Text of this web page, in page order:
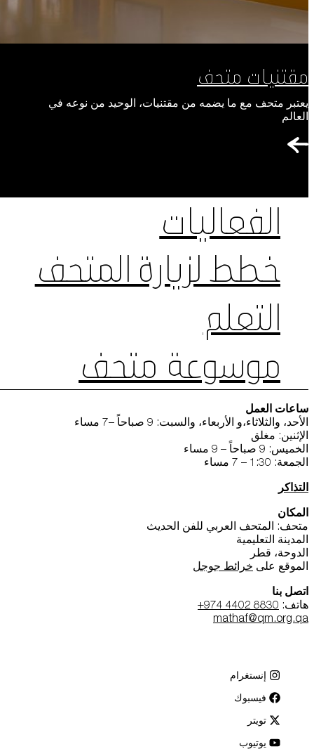
مقتنيات متحف
يعتبر متحف مع ما يضمه من مقتنيات، الوحيد من نوعه في
العالم
الفعاليات
خطط لزيارة المتحف
التعلم
موسوعة متحف
ساعات العمل
الأحد، والثلاثاء،و الأربعاء، والسبت: 9 صباحاً –7 مساء
الإثنين: مغلق
الخميس: 9 صباحاً – 9 مساء
الجمعة: 1:30 – 7 مساء
التذاكر
المكان
متحف: المتحف العربي للفن الحديث
المدينة التعليمية
الدوحة، قطر
الموقع على خرائط جوجل
اتصل بنا
هاتف: +974 4402 8830
mathaf@qm.org.qa
إنستغرام
فيسبوك
تويتر
يوتيوب